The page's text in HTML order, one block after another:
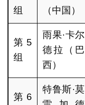
组
（中国）
第5
组
雨果·卡尔
德拉（巴
西）
第6
特鲁斯·莫